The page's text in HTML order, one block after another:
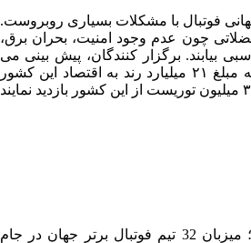
فوتبال با مشکلات بسیاری روبروست.
چون عدم وجود امنیت، بحران برق،
بیابند. برگزار کنندگان، پیش بینی می
کنند که میزبانی این جام سبب خواهد شد که مبلغ ۲۱ میلیارد رند به اقتصاد این کشور
وارد شود، ۱۵۹ هزار شغل جدید ایجاد گردد و ۳ میلیون توریست از این کشور بازدید نمایند
حدود 500 روز دیگر؛ کشور آفریقای جنوبی؛ میزبان 32 تیم فوتبال برتر جهان در جام